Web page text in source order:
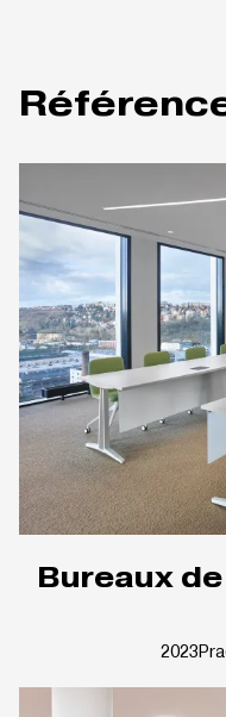
Bureaux
2023